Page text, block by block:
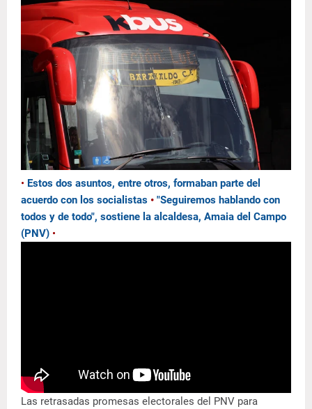
• Estos dos asuntos, entre otros, formaban parte del
acuerdo con los socialistas • "Seguiremos hablando con
todos y de todo", sostiene la alcaldesa, Amaia del Campo
(PNV) •
Las retrasadas promesas electorales del PNV para